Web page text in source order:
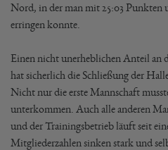
Nord, in der man mit 25:03 Punkten
erringen konnte.
Einen nicht unerheblichen Anteil an
hat sicherlich die Schließung der
Nicht nur die erste Mannschaft
unterkommen. Auch alle anderen
und der Trainingsbetrieb läuft seit
Mitgliederzahlen sinken stark und